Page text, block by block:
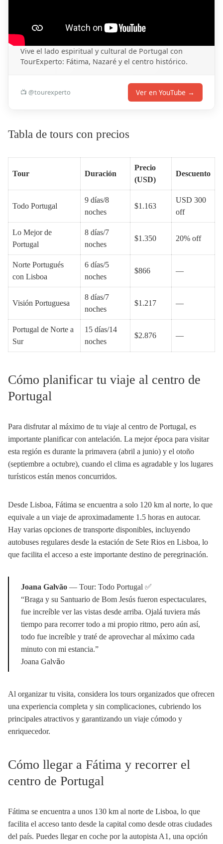
Vive el lado espiritual y cultural de Portugal con
TourExperto: Fátima, Nazaré y el centro histórico.
📺 @tourexperto Ver en YouTube →
Tabla de tours con precios
Tour Duración
Precio
(USD)
Descuento
Todo Portugal
9 días/8
noches
$1.163
USD 300
off
Lo Mejor de
Portugal
8 días/7
noches
$1.350 20% off
Norte Portugués
con Lisboa
6 días/5
noches
$866 —
Visión Portuguesa
8 días/7
noches
$1.217 —
Portugal de Norte a
Sur
15 días/14
noches
$2.876 —
Cómo planificar tu viaje al centro de
Portugal
Para disfrutar al máximo de tu viaje al centro de Portugal, es
importante planificar con antelación. La mejor época para visitar
esta región es durante la primavera (abril a junio) y el otoño
(septiembre a octubre), cuando el clima es agradable y los lugares
turísticos están menos concurridos.
Desde Lisboa, Fátima se encuentra a solo 120 km al norte, lo que
equivale a un viaje de aproximadamente 1.5 horas en autocar.
Hay varias opciones de transporte disponibles, incluyendo
autobuses regulares desde la estación de Sete Rios en Lisboa, lo
que facilita el acceso a este importante destino de peregrinación.
Joana Galvão — Tour: Todo Portugal ✅
“Braga y su Santuario de Bom Jesús fueron espectaculares,
fue increíble ver las vistas desde arriba. Ojalá tuviera más
tiempo para recorrer todo a mi propio ritmo, pero aún así,
todo fue increíble y traté de aprovechar al máximo cada
minuto con mi estancia.”
Joana Galvāo
Al organizar tu visita, considera los tours organizados que ofrecen
una experiencia completa y sin complicaciones, cubriendo los
principales atractivos y garantizando un viaje cómodo y
enriquecedor.
Cómo llegar a Fátima y recorrer el
centro de Portugal
Fátima se encuentra a unos 130 km al norte de Lisboa, lo que
facilita el acceso tanto desde la capital como desde otras ciudades
del país. Puedes llegar en coche por la autopista A1, una opción